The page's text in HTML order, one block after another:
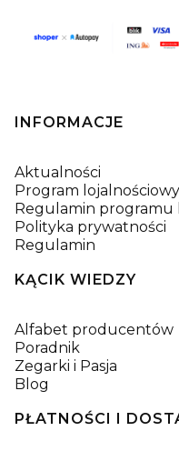
Linki w stopce
INFORMACJE
Aktualności
Program lojalnościowy
Regulamin programu
Polityka prywatności
Regulamin
KĄCIK WIEDZY
Alfabet producentów
Poradnik
Zegarki i Pasja
Blog
PŁATNOŚCI I